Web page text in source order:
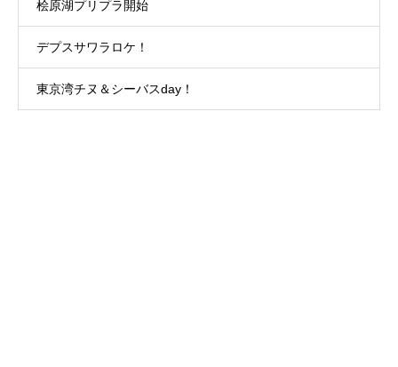
桧原湖プリプラ開始
デプスサワラロケ！
東京湾チヌ＆シーバスday！